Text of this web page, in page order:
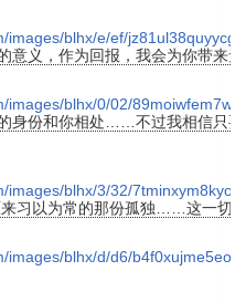
images/blhx/e/ef/
意义，作为回报，我会为你带来
images/blhx/0/02/
身份和你相处……不过我相信只
images/blhx/3/32/
习以为常的那份孤独……这一
images/blhx/d/d6/